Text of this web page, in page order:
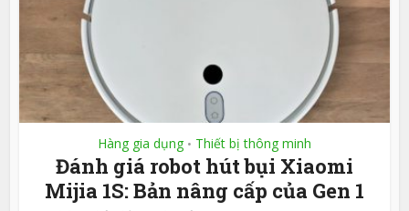
Hàng gia dụng • Thiết bị thông minh
Đánh giá robot hút bụi Xiaomi
Mijia 1S: Bản nâng cấp của Gen 1